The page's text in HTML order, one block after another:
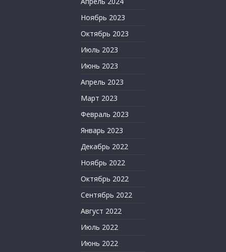
Ноябрь 2023
Октябрь 2023
Июль 2023
Июнь 2023
Апрель 2023
Март 2023
Февраль 2023
Январь 2023
Декабрь 2022
Ноябрь 2022
Октябрь 2022
Сентябрь 2022
Август 2022
Июль 2022
Июнь 2022